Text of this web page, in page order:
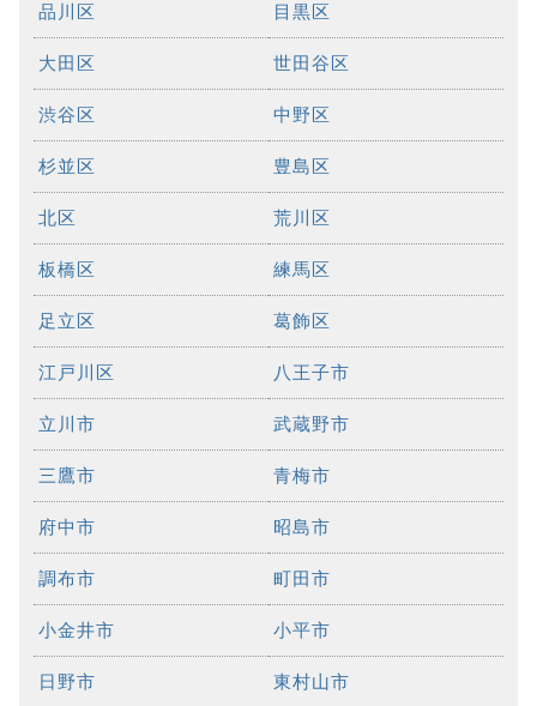
品川区 目黒区
大田区 世田谷区
渋谷区 中野区
杉並区 豊島区
北区 荒川区
板橋区 練馬区
足立区 葛飾区
江戸川区 八王子市
立川市 武蔵野市
三鷹市 青梅市
府中市 昭島市
調布市 町田市
小金井市 小平市
日野市 東村山市